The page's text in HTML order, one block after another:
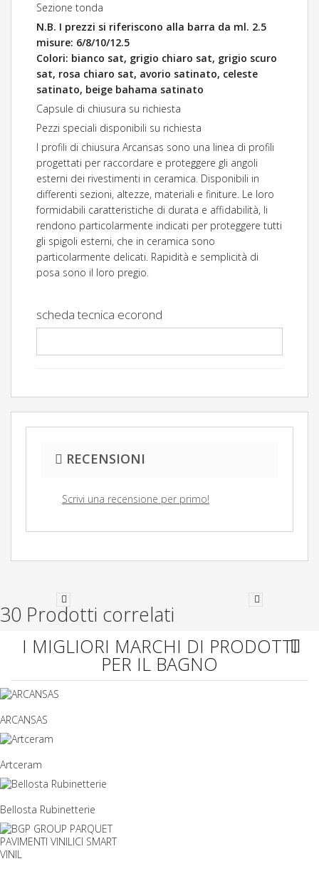
Sezione tonda
N.B. I prezzi si riferiscono alla barra da ml. 2.5
misure: 6/8/10/12.5
Colori: bianco sat, grigio chiaro sat, grigio scuro
sat, rosa chiaro sat, avorio satinato, celeste
satinato, beige bahama satinato
Capsule di chiusura su richiesta
Pezzi speciali disponibili su richiesta
I profili di chiusura Arcansas sono una linea di profili
progettati per raccordare e proteggere gli angoli
esterni dei rivestimenti in ceramica. Disponibili in
differenti sezioni, altezze, materiali e finiture. Le loro
formidabili caratteristiche di durata e affidabilità, li
rendono particolarmente indicati per proteggere tutti
gli spigoli esterni, che in ceramica sono
particolarmente delicati. Rapidità e semplicità di
posa sono il loro pregio.
scheda tecnica ecorond
RECENSIONI
Scrivi una recensione per primo!
30 Prodotti correlati
I MIGLIORI MARCHI DI PRODOTTI
PER IL BAGNO
ARCANSAS
Artceram
Bellosta Rubinetterie